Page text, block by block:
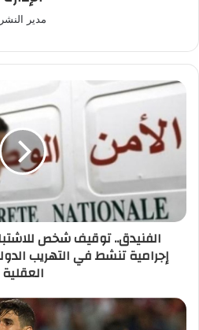
مدير النشر
الفنيدق..
شخص
للاشتباه
في
بشبكة
إجرامية
تنشط
التهريب
والمؤثرات
الفنيدق.. توقيف شخص
إجرامية تنشط في التهريب
العقلية
وليد
الكرتي